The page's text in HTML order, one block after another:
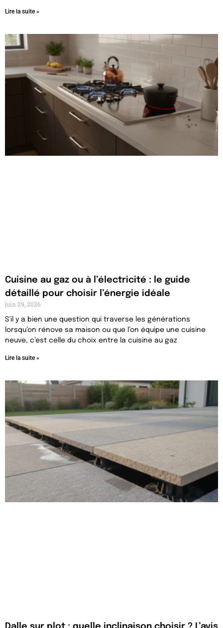
Lire la suite »
Cuisine au gaz ou à l’électricité : le guide
détaillé pour choisir l’énergie idéale
juin 29, 2026
S’il y a bien une question qui traverse les générations
lorsqu’on rénove sa maison ou que l’on équipe une cuisine
neuve, c’est celle du choix entre la cuisine au gaz
Lire la suite »